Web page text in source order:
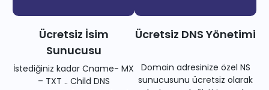
Ücretsiz İsim
Sunucusu
İstediğiniz kadar Cname- MX
– TXT .. Child DNS
Ücretsiz DNS Yönetimi
Domain adresinize özel NS
sunucusunu ücretsiz olarak